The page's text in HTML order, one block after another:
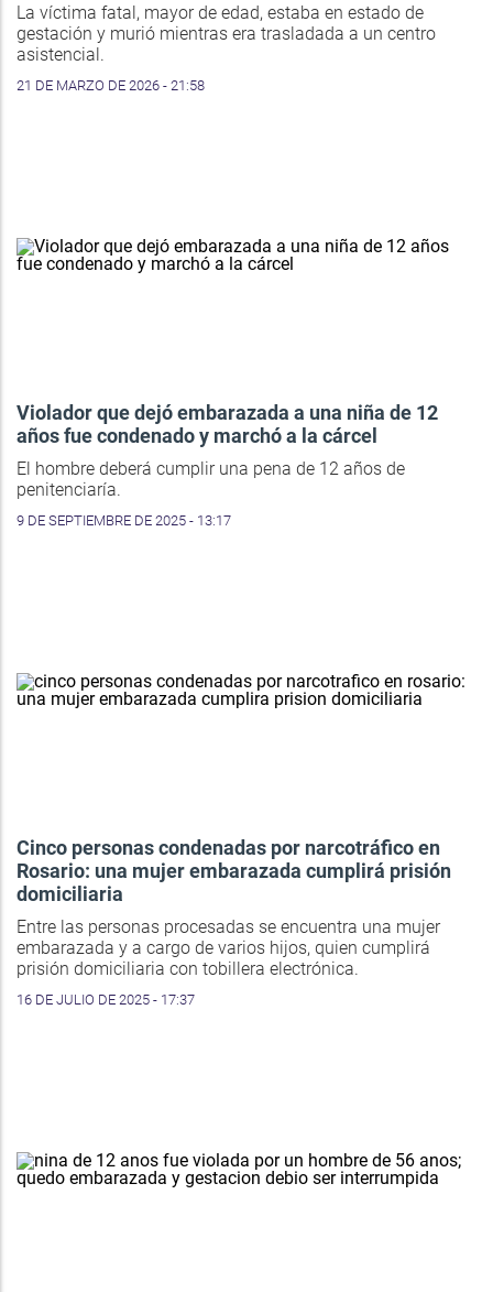
La víctima fatal, mayor de edad, estaba en estado de
gestación y murió mientras era trasladada a un centro
asistencial.
21 DE MARZO DE 2026 - 21:58
Violador que dejó embarazada a una niña de 12
años fue condenado y marchó a la cárcel
El hombre deberá cumplir una pena de 12 años de
penitenciaría.
9 DE SEPTIEMBRE DE 2025 - 13:17
Cinco personas condenadas por narcotráfico en
Rosario: una mujer embarazada cumplirá prisión
domiciliaria
Entre las personas procesadas se encuentra una mujer
embarazada y a cargo de varios hijos, quien cumplirá
prisión domiciliaria con tobillera electrónica.
16 DE JULIO DE 2025 - 17:37